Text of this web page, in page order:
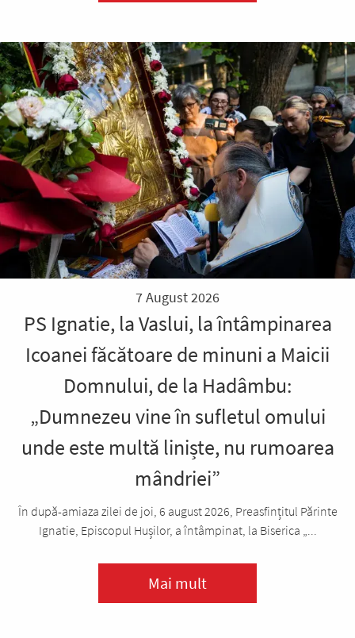
7 August 2026
PS Ignatie, la Vaslui, la întâmpinarea
Icoanei făcătoare de minuni a Maicii
Domnului, de la Hadâmbu:
„Dumnezeu vine în sufletul omului
unde este multă liniște, nu rumoarea
mândriei”
În după-amiaza zilei de joi, 6 august 2026, Preasfințitul Părinte
Ignatie, Episcopul Hușilor, a întâmpinat, la Biserica „...
Mai mult